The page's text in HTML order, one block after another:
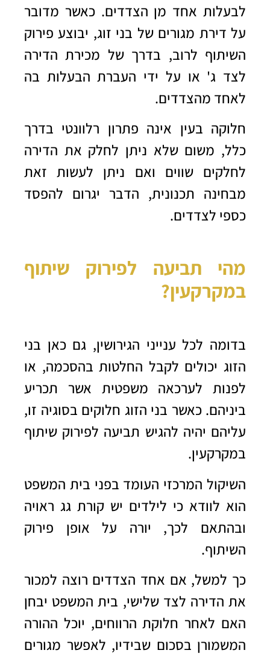
לבעלות אחד מן הצדדים. כאשר מדובר
על דירת מגורים של בני זוג, יבוצע פירוק
השיתוף לרוב, בדרך של מכירת הדירה
לצד ג' או על ידי העברת הבעלות בה
לאחד מהצדדים.
חלוקה בעין אינה פתרון רלוונטי בדרך
כלל, משום שלא ניתן לחלק את הדירה
לחלקים שווים ואם ניתן לעשות זאת
מבחינה תכנונית, הדבר יגרום להפסד
כספי לצדדים.
מהי תביעה לפירוק שיתוף
במקרקעין?
בדומה לכל ענייני הגירושין, גם כאן בני
הזוג יכולים לקבל החלטות בהסכמה, או
לפנות לערכאה משפטית אשר תכריע
ביניהם. כאשר בני הזוג חלוקים בסוגיה זו,
עליהם יהיה להגיש תביעה לפירוק שיתוף
במקרקעין.
השיקול המרכזי העומד בפני בית המשפט
הוא לוודא כי לילדים יש קורת גג ראויה
ובהתאם לכך, יורה על אופן פירוק
השיתוף.
כך למשל, אם אחד הצדדים רוצה למכור
את הדירה לצד שלישי, בית המשפט יבחן
האם לאחר חלוקת הרווחים, יוכל ההורה
המשמורן בסכום שבידיו, לאפשר מגורים